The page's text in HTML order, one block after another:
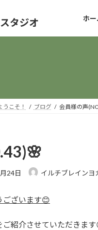
タジオ ホー
こそ！ ブログ 会員様の声
24日 イルチブレインヨ
ございます😊
ご紹介させていただきます